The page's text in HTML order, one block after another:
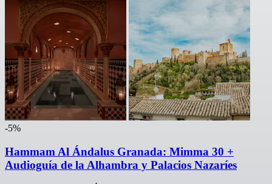
-5%
Hammam Al Ándalus Granada: Mimma 30 +
Audioguía de la Alhambra y Palacios Nazaríes